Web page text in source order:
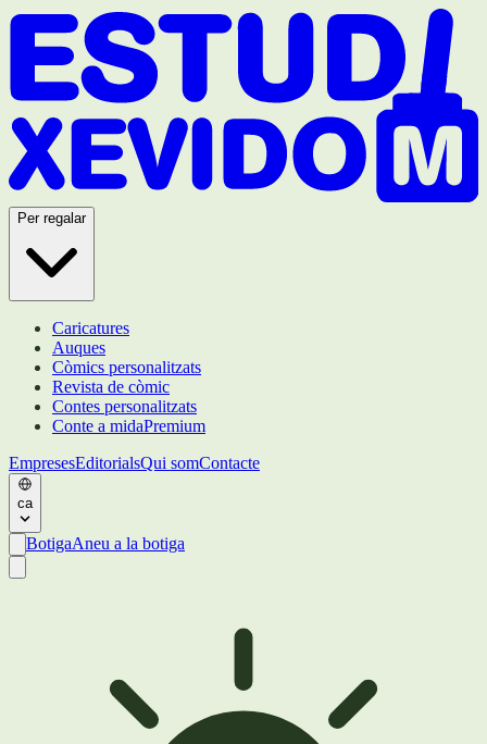
Per regalar
Caricatures
Auques
Còmics personalitzats
Revista de còmic
Contes personalitzats
Conte a midaPremium
EmpresesEditorialsQui somContacte
ca
BotigaAneu a la botiga